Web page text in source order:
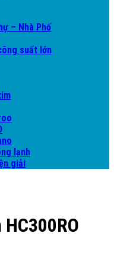
– Nhà Phố
suất lớn
lạnh
giải